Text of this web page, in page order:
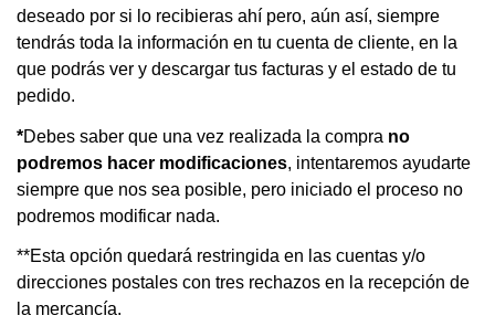
deseado por si lo recibieras ahí pero, aún así, siempre
tendrás toda la información en tu cuenta de cliente, en la
que podrás ver y descargar tus facturas y el estado de tu
pedido.
*Debes saber que una vez realizada la compra no
podremos hacer modificaciones, intentaremos ayudarte
siempre que nos sea posible, pero iniciado el proceso no
podremos modificar nada.
**Esta opción quedará restringida en las cuentas y/o
direcciones postales con tres rechazos en la recepción de
la mercancía.